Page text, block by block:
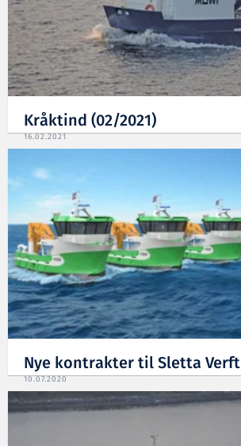
Kråktind (02/2021)
16.02.2021
Nye kontrakter til Sletta Verft
10.07.2020